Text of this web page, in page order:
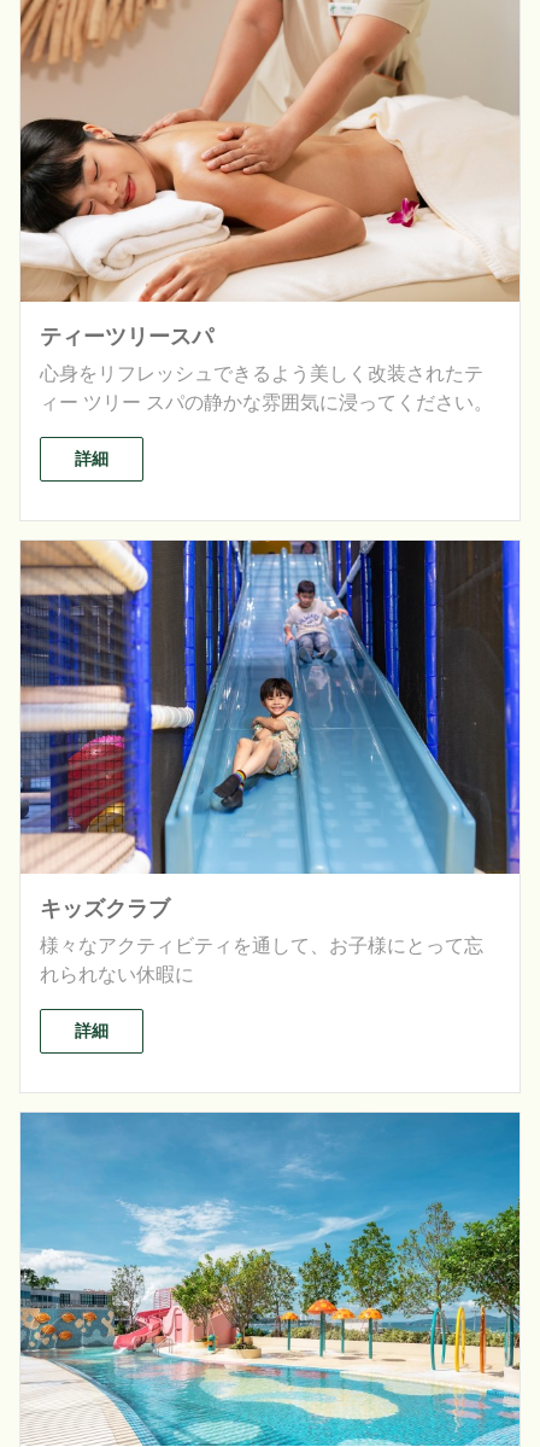
ティーツリースパ
心身をリフレッシュできるよう美しく改装されたテ
ィー ツリー スパの静かな雰囲気に浸ってください。
詳細
キッズクラブ
様々なアクティビティを通して、お子様にとって忘
れられない休暇に
詳細